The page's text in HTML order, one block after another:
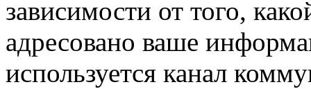
зависимости от того,
адресовано ваше
используется канал